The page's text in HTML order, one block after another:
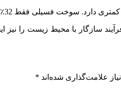
کارآمد است در حالی که برق 100٪ کارآمد است.
علامت‌گذاری شده‌اند *